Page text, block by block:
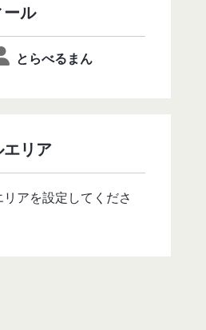
ール
とらべるまん
リア
リアを設定してくださ